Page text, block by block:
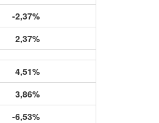
-2,37%
2,37%
4,51%
3,86%
-6,53%